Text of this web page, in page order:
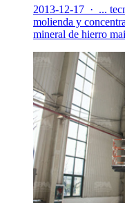
2013-12-17 · ...
molienda y
mineral de hierro